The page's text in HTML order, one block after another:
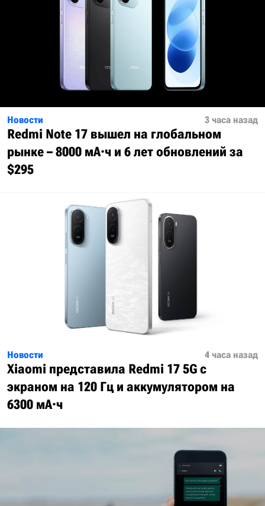
Новости 3 часа назад
Redmi Note 17 вышел на глобальном
рынке – 8000 мА·ч и 6 лет обновлений за
$295
Новости 4 часа назад
Xiaomi представила Redmi 17 5G с
экраном на 120 Гц и аккумулятором на
6300 мА·ч